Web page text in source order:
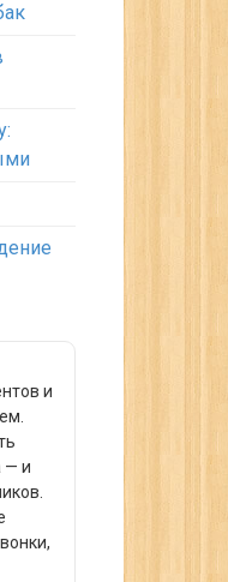
и
— и